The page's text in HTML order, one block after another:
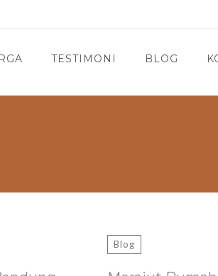
TESTIMONI BLOG
Blog